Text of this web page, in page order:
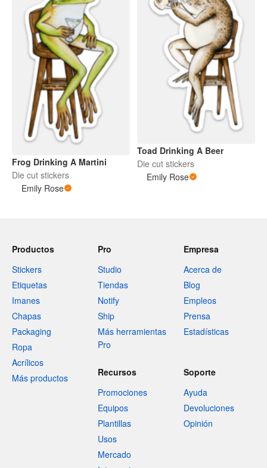
Frog Drinking A Martini
Die cut stickers
Emily Rose
Toad Drinking A Beer
Die cut stickers
Emily Rose
Productos
Stickers
Etiquetas
Imanes
Chapas
Packaging
Ropa
Acrílicos
Más productos
Pro
Studio
Tiendas
Notify
Ship
Más herramientas
Pro
Empresa
Acerca de
Blog
Empleos
Prensa
Estadísticas
Recursos
Promociones
Equipos
Plantillas
Usos
Mercado
Soporte
Ayuda
Devoluciones
Opinión